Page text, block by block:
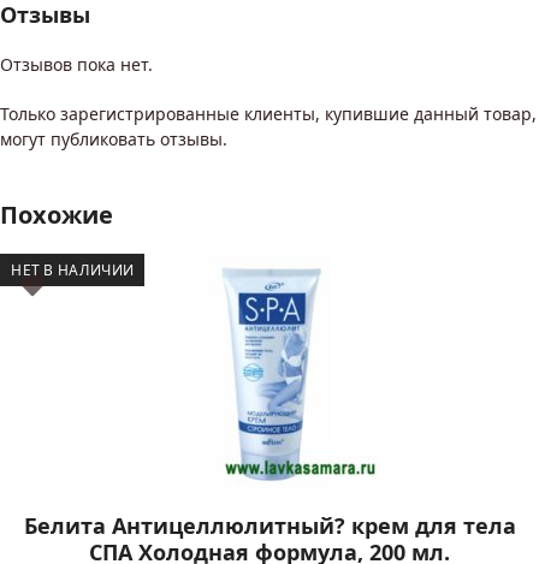
Отзывы
Отзывов пока нет.
Только зарегистрированные клиенты, купившие данный товар,
могут публиковать отзывы.
Похожие
НЕТ В НАЛИЧИИ
Белита Антицеллюлитный? крем для тела
СПА Холодная формула, 200 мл.